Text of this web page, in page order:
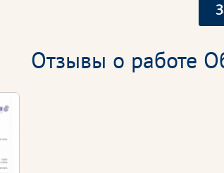
Отзывы о работе